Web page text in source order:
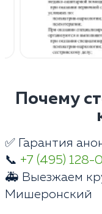
Почему
✅ Гарантия
📞 +7 (495) 128-
🚑 Выезжаем
Мишеронский